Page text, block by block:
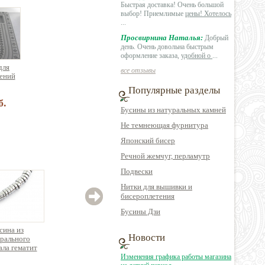
из
гематит
натуральных камней
с гелиотисом, круглая
круглая
Быстрая доставка! Очень большой
выбор! Приемлимые цены! Хотелось
...
Просвирнина Наталья: Добрый
день. Очень довольна быстрым
оформление заказа, удобной о ...
все отзывы
Популярные разделы
Бусины из натуральных камней
Не темнеющая фурнитура
Японский бисер
Речной жемчуг, перламутр
Подвески
Нитки для вышивки и
бисероплетения
Бусины Дзи
Новости
Изменения графика работы магазина